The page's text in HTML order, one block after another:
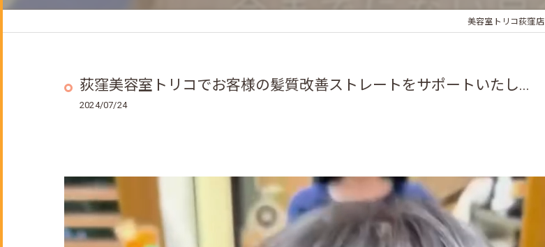
ヘッドスパ
成人式のご予約について
美容室トリコ荻窪店
荻窪美容室トリコでお客様の髪質改善ストレートをサポートいたし...
2024/07/24